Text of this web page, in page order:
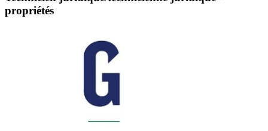
propriétés